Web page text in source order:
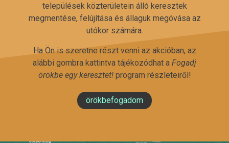
települések közterületein álló keresztek
megmentése, felújítása és állaguk megóvása az
utókor számára.
Ha Ön is szeretne részt venni az akcióban, az
alábbi gombra kattintva tájékozódhat a Fogadj
örökbe egy keresztet!program részleteiről!
örökbefogadom